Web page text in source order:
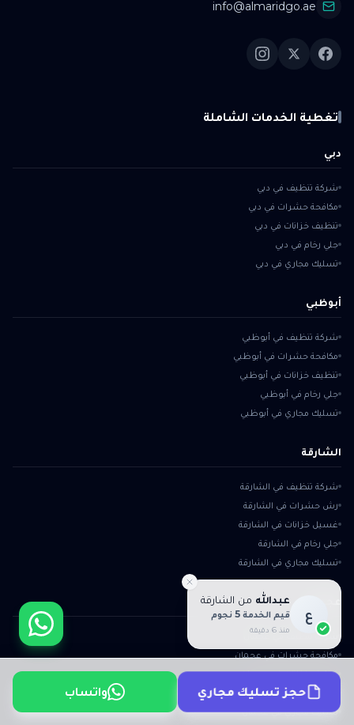
ع
عبدالله من الشارقة
قيم الخدمة 5 نجوم
منذ 6 دقيقة
info@almaridgo.ae
تغطية الخدمات الشاملة
دبي
شركة تنظيف في دبي
مكافحة حشرات في دبي
تنظيف خزانات في دبي
جلي رخام في دبي
تسليك مجاري في دبي
أبوظبي
شركة تنظيف في أبوظبي
مكافحة حشرات في أبوظبي
تنظيف خزانات في أبوظبي
جلي رخام في أبوظبي
تسليك مجاري في أبوظبي
الشارقة
شركة تنظيف في الشارقة
رش حشرات في الشارقة
غسيل خزانات في الشارقة
جلي رخام في الشارقة
تسليك مجاري في الشارقة
شركة تنظيف في عجمان
مكافحة حشرات في عجمان
تنظيف خزانات في عجمان
جلي رخام في عجمان
تسليك مجاري في عجمان
حجز تسليك مجاري واتساب